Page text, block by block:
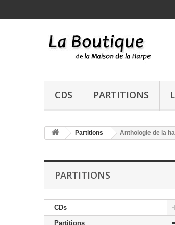
CDS PARTITIONS
Partitions Anthologie de la
PARTITIONS
CDs
Partitions